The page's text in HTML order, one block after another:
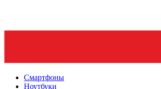
Смартфоны
Ноутбуки